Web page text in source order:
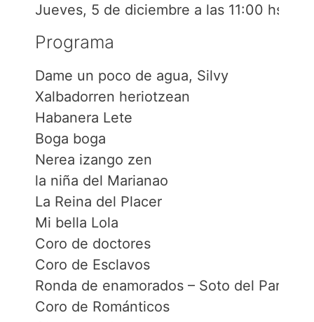
Jueves, 5 de diciembre a las 11:00 hs.
Programa
Dame un poco de agua, Silvy
Xalbadorren heriotzean
Habanera Lete
Boga boga
Nerea izango zen
la niña del Marianao
La Reina del Placer
Mi bella Lola
Coro de doctores
Coro de Esclavos
Ronda de enamorados – Soto del Parral
Coro de Románticos